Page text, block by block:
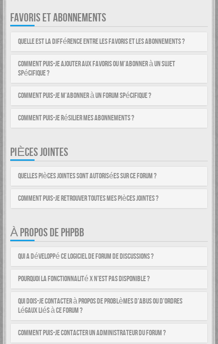
FAVORIS ET ABONNEMENTS
Quelle est la différence entre les favoris et les abonnements ?
Comment puis-je ajouter aux favoris ou m’abonner à un sujet
spécifique ?
Comment puis-je m’abonner à un forum spécifique ?
Comment puis-je résilier mes abonnements ?
PIÈCES JOINTES
Quelles pièces jointes sont autorisées sur ce forum ?
Comment puis-je retrouver toutes mes pièces jointes ?
À PROPOS DE PHPBB
Qui a développé ce logiciel de forum de discussions ?
Pourquoi la fonctionnalité X n’est pas disponible ?
Qui dois-je contacter à propos de problèmes d’abus ou d’ordres
légaux liés à ce forum ?
Comment puis-je contacter un administrateur du forum ?